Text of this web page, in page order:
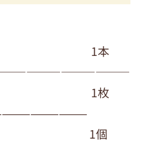
1本
板 1枚
） 1個